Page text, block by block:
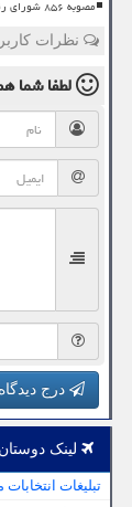
مصوبه ۸۵۶ شورای رقابت این جاده یک طرفه است
نظرات
لطفا شما
درج دیدگاه
لینک
تبلیغات